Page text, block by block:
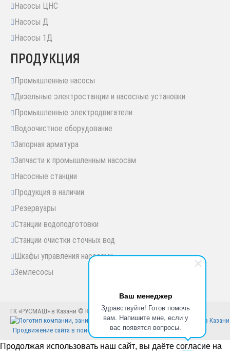
Ваш менеджер
Здравствуйте! Готов помочь
вам. Напишите мне, если у
вас появятся вопросы.
Насосы ЦНС
Насосы Д
Насосы 1Д
ПРОДУКЦИЯ
Промышленные насосы
Дизельные электростанции и насосные установки
Промышленные электродвигатели
Водоочистное оборудование
Запорная арматура
Запчасти к промышленным насосам
Насосные станции
Продукция в наличии
Резервуары
Станции водоподготовки
Станции очистки сточных вод
Шкафы управления насосами
Землесосы
ГК «РУСМАШ» в Казани © Казань, 2005-2025 год
Продвижение сайта в поисковиках
Продолжая использовать наш сайт, вы даёте согласие на